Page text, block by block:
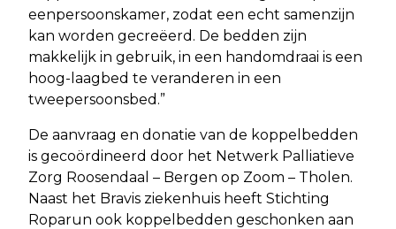
eenpersoonskamer, zodat een echt samenzijn
kan worden gecreëerd. De bedden zijn
makkelijk in gebruik, in een handomdraai is een
hoog-laagbed te veranderen in een
tweepersoonsbed.”
De aanvraag en donatie van de koppelbedden
is gecoördineerd door het Netwerk Palliatieve
Zorg Roosendaal – Bergen op Zoom – Tholen.
Naast het Bravis ziekenhuis heeft Stichting
Roparun ook koppelbedden geschonken aan